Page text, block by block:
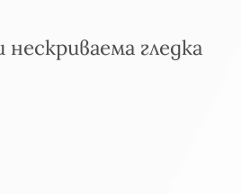
нескриваема гледка